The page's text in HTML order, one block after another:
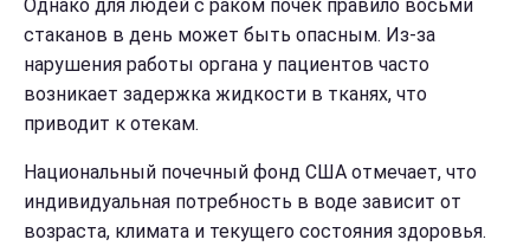
Однако для людей с раком почек правило восьми
стаканов в день может быть опасным. Из-за
нарушения работы органа у пациентов часто
возникает задержка жидкости в тканях, что
приводит к отекам.
Национальный почечный фонд США отмечает, что
индивидуальная потребность в воде зависит от
возраста, климата и текущего состояния здоровья.